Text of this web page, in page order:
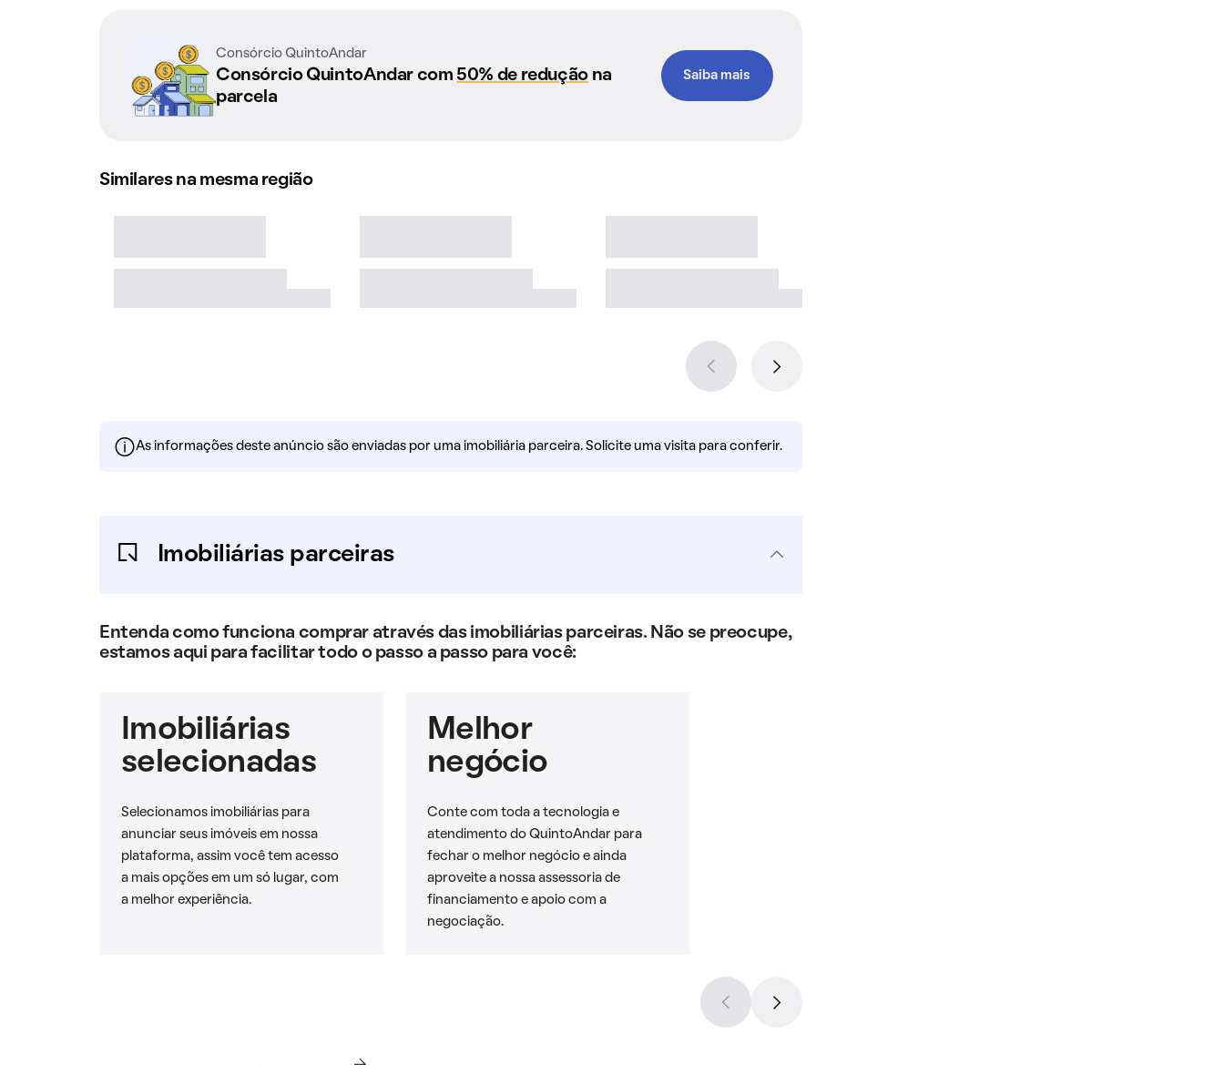
Consórcio QuintoAndar
Consórcio QuintoAndar com 50% de reduçãona
parcela
Saiba mais
Similares na mesma região
As informações deste anúncio são enviadas por uma imobiliária parceira. Solicite uma visita para conferir.
Imobiliárias parceiras
Entenda como funciona comprar através das imobiliárias parceiras. Não se preocupe,
estamos aqui para facilitar todo o passo a passo para você:
Imobiliárias
selecionadas
Selecionamos imobiliárias para
anunciar seus imóveis em nossa
plataforma, assim você tem acesso
a mais opções em um só lugar, com
a melhor experiência.
Melhor
negócio
Conte com toda a tecnologia e
atendimento do QuintoAndar para
fechar o melhor negócio e ainda
aproveite a nossa assessoria de
financiamento e apoio com a
negociação.